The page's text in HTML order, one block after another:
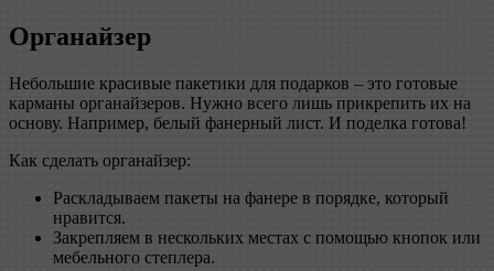
Органайзер
Небольшие красивые пакетики для подарков – это готовые
карманы органайзеров. Нужно всего лишь прикрепить их на
основу. Например, белый фанерный лист. И поделка готова!
Как сделать органайзер:
Раскладываем пакеты на фанере в порядке, который
нравится.
Закрепляем в нескольких местах с помощью кнопок или
мебельного степлера.